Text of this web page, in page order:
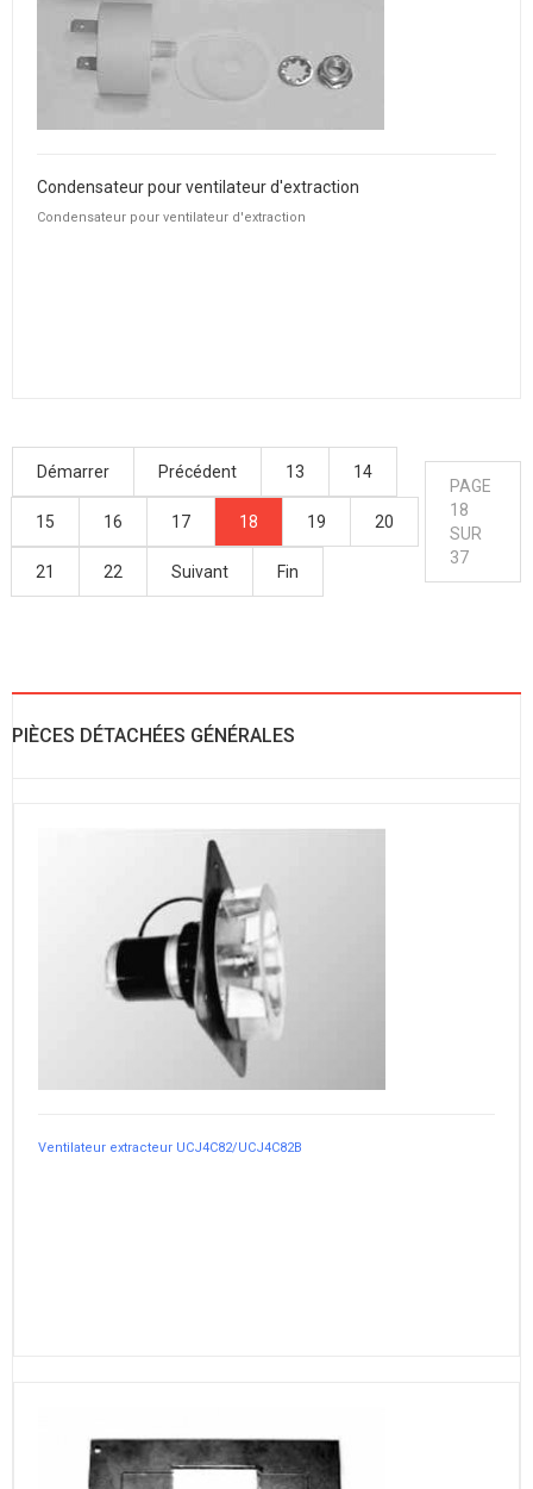
Condensateur pour ventilateur d'extraction
Condensateur pour ventilateur d'extraction
Démarrer Précédent 13 14
15 16 17 18 19 20
21 22 Suivant Fin
PAGE
18
SUR
37
PIÈCES DÉTACHÉES GÉNÉRALES
Ventilateur extracteur UCJ4C82/UCJ4C82B